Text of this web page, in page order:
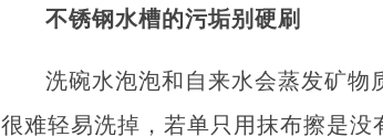
不锈钢水槽的污垢别硬刷
洗碗水泡泡和自来水会蒸发矿
很难轻易洗掉，若单只用抹布擦是